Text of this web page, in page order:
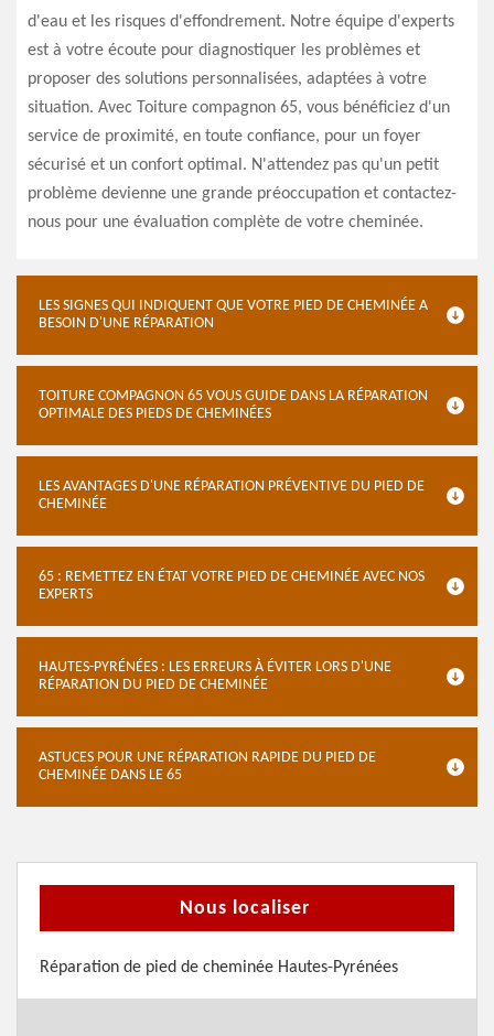
d'eau et les risques d'effondrement. Notre équipe d'experts
est à votre écoute pour diagnostiquer les problèmes et
proposer des solutions personnalisées, adaptées à votre
situation. Avec Toiture compagnon 65, vous bénéficiez d'un
service de proximité, en toute confiance, pour un foyer
sécurisé et un confort optimal. N'attendez pas qu'un petit
problème devienne une grande préoccupation et contactez-
nous pour une évaluation complète de votre cheminée.
LES SIGNES QUI INDIQUENT QUE VOTRE PIED DE CHEMINÉE A
BESOIN D'UNE RÉPARATION
TOITURE COMPAGNON 65 VOUS GUIDE DANS LA RÉPARATION
OPTIMALE DES PIEDS DE CHEMINÉES
LES AVANTAGES D'UNE RÉPARATION PRÉVENTIVE DU PIED DE
CHEMINÉE
65 : REMETTEZ EN ÉTAT VOTRE PIED DE CHEMINÉE AVEC NOS
EXPERTS
HAUTES-PYRÉNÉES : LES ERREURS À ÉVITER LORS D'UNE
RÉPARATION DU PIED DE CHEMINÉE
ASTUCES POUR UNE RÉPARATION RAPIDE DU PIED DE
CHEMINÉE DANS LE 65
Nous localiser
Réparation de pied de cheminée Hautes-Pyrénées